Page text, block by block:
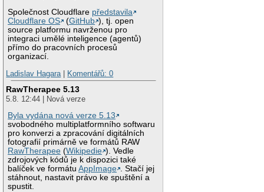
Společnost Cloudflare představila
Cloudflare OS
(GitHub ), tj. open
source platformu navrženou pro
integraci umělé inteligence (agentů)
přímo do pracovních procesů
organizací.
Ladislav Hagara| Komentářů: 0
RawTherapee 5.13
5.8. 12:44 | Nová verze
Byla vydána nová verze 5.13
svobodného multiplatformního softwaru
pro konverzi a zpracování digitálních
fotografií primárně ve formátů RAW
RawTherapee (Wikipedie ). Vedle
zdrojových kódů je k dispozici také
balíček ve formátuAppImage . Stačí jej
stáhnout, nastavit právo ke spuštění a
spustit.